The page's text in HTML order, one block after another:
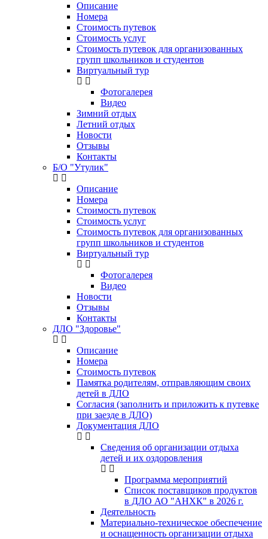
Описание
Номера
Стоимость путевок
Стоимость услуг
Стоимость путевок для организованных
групп школьников и студентов
Виртуальный тур
Фотогалерея
Видео
Зимний отдых
Летний отдых
Новости
Отзывы
Контакты
Б/О "Утулик"
Описание
Номера
Стоимость путевок
Стоимость услуг
Стоимость путевок для организованных
групп школьников и студентов
Виртуальный тур
Фотогалерея
Видео
Новости
Отзывы
Контакты
ДЛО "Здоровье"
Описание
Номера
Стоимость путевок
Памятка родителям, отправляющим своих
детей в ДЛО
Согласия (заполнить и приложить к путевке
при заезде в ДЛО)
Документация ДЛО
Сведения об организации отдыха
детей и их оздоровления
Программа мероприятий
Список поставщиков продуктов
в ДЛО АО "АНХК" в 2026 г.
Деятельность
Материально-техническое обеспечение
и оснащенность организации отдыха